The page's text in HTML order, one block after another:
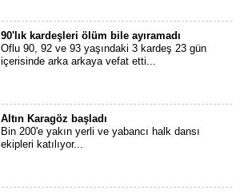
90'lık kardeşleri ölüm bile ayıramadı
Oflu 90, 92 ve 93 yaşındaki 3 kardeş 23 gün
içerisinde arka arkaya vefat etti...
Altın Karagöz başladı
Bin 200'e yakın yerli ve yabancı halk dansı
ekipleri katılıyor...